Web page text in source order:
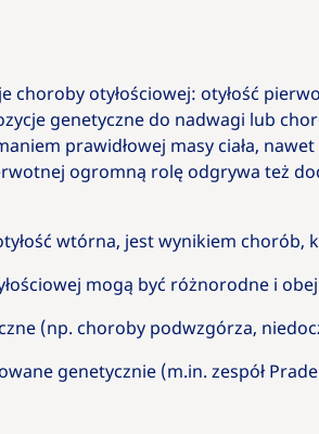
choroby otyłościowej: otyłość
genetyczne do nadwagi lub
prawidłowej masy ciała,
ogromną rolę odgrywa też
wtórna, jest wynikiem
mogą być różnorodne i
(np. choroby podwzgórza,
genetycznie (m.in. zespół